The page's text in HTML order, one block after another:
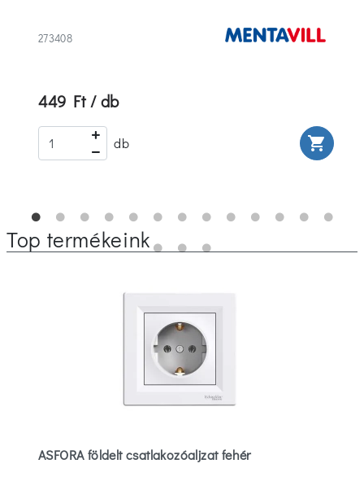
273408
449 Ft / db
db shopping_cart
Top termékeink
ASFORA földelt csatlakozóaljzat fehér